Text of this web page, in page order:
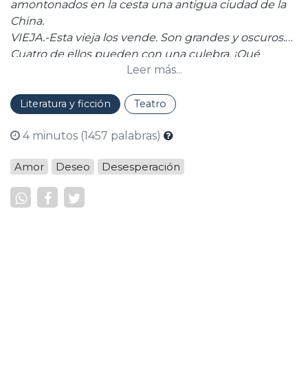
amontonados en la cesta una antigua ciudad de la
China.
VIEJA.-Esta vieja los vende. Son grandes y oscuros.
Cuatro de ellos pueden con una culebra. ¡Qué
caracoles! Dios mío, ¡qué caracoles!”.
Leer más...
Literatura y ficción Teatro
4 minutos (1457 palabras)
Amor Deseo Desesperación